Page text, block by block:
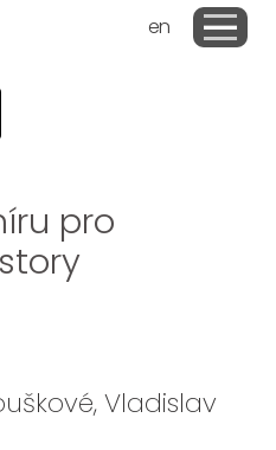
MENU
cs
en
pro
Vladislav